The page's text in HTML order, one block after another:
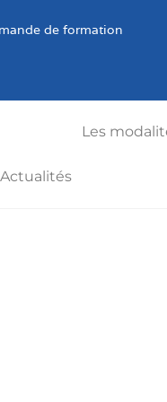
de formation
Les
Actualités